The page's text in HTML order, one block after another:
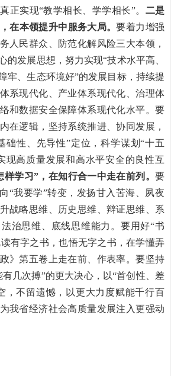
正实现“教学相长、学学相长”。 二是
在本领提升中服务大局。要着力增强
人民群众、防范化解风险三大本领，
的发展思想，努力实现“技术水平高、
牢、生态环境好”的发展目标，持续提
系现代化、产业体系现代化、治理体
和数据安全保障体系现代化水平。要
在逻辑，坚持系统推进、协同发展，
础性、先导性”定位，科学谋划“十五
现高质量发展和高水平安全的良性互
样学习”，在知行合一中走在前列。要
“我要学”转变，发扬甘入苦海、夙夜
战略思维、历史思维、辩证思维、系
治思维、底线思维能力。要用好“书
读有字之书，也悟无字之书，在学懂弄
》第五卷上走在前、作表率。要坚持
有几次搏”的更大决心，以“首创性、差
，不留遗憾，以更大力度赋能千行百
我省经济社会高质量发展注入更强动